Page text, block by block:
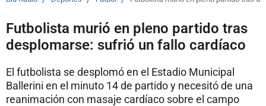
Futbolista murió en pleno partido tras
desplomarse: sufrió un fallo cardíaco
El futbolista se desplomó en el Estadio Municipal
Ballerini en el minuto 14 de partido y necesitó de una
reanimación con masaje cardíaco sobre el campo